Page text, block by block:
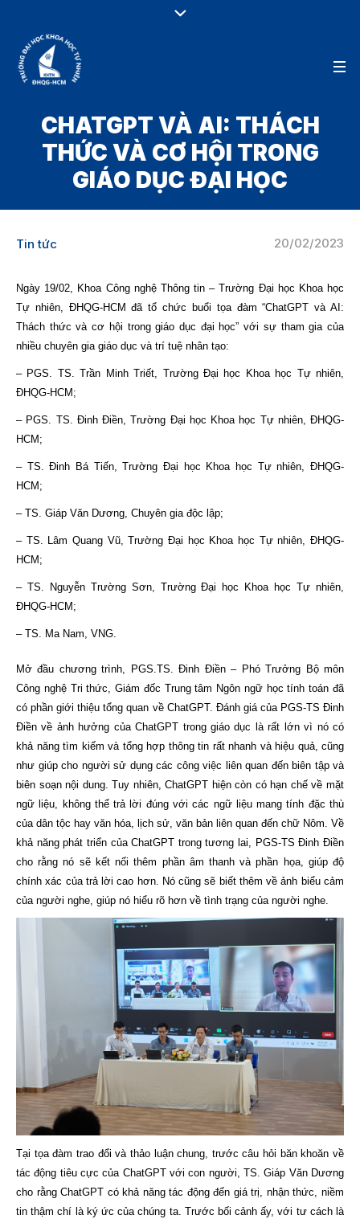
CHATGPT VÀ AI: THÁCH
THỨC VÀ CƠ HỘI TRONG
GIÁO DỤC ĐẠI HỌC
20/02/2023
Tin tức
Ngày 19/02, Khoa Công nghệ Thông tin – Trường Đại học Khoa học
Tự nhiên, ĐHQG-HCM đã tổ chức buổi tọa đàm “ChatGPT và AI:
Thách thức và cơ hội trong giáo dục đại học” với sự tham gia của
nhiều chuyên gia giáo dục và trí tuệ nhân tạo:
– PGS. TS. Trần Minh Triết, Trường Đại học Khoa học Tự nhiên,
ĐHQG-HCM;
– PGS. TS. Đinh Điền, Trường Đại học Khoa học Tự nhiên, ĐHQG-
HCM;
– TS. Đinh Bá Tiến, Trường Đại học Khoa học Tự nhiên, ĐHQG-
HCM;
– TS. Giáp Văn Dương, Chuyên gia độc lập;
– TS. Lâm Quang Vũ, Trường Đại học Khoa học Tự nhiên, ĐHQG-
HCM;
– TS. Nguyễn Trường Sơn, Trường Đại học Khoa học Tự nhiên,
ĐHQG-HCM;
– TS. Ma Nam, VNG.
Mở đầu chương trình, PGS.TS. Đinh Điền – Phó Trưởng Bộ môn
Công nghệ Tri thức, Giám đốc Trung tâm Ngôn ngữ học tính toán đã
có phần giới thiệu tổng quan về ChatGPT. Đánh giá của PGS-TS Đinh
Điền về ảnh hưởng của ChatGPT trong giáo dục là rất lớn vì nó có
khả năng tìm kiếm và tổng hợp thông tin rất nhanh và hiệu quả, cũng
như giúp cho người sử dụng các công việc liên quan đến biên tập và
biên soạn nội dung. Tuy nhiên, ChatGPT hiện còn có hạn chế về mặt
ngữ liệu, không thể trả lời đúng với các ngữ liệu mang tính đặc thù
của dân tộc hay văn hóa, lịch sử, văn bản liên quan đến chữ Nôm. Về
khả năng phát triển của ChatGPT trong tương lai, PGS-TS Đinh Điền
cho rằng nó sẽ kết nối thêm phần âm thanh và phần họa, giúp độ
chính xác của trả lời cao hơn. Nó cũng sẽ biết thêm về ảnh biểu cảm
của người nghe, giúp nó hiểu rõ hơn về tình trạng của người nghe.
Tại tọa đàm trao đổi và thảo luận chung, trước câu hỏi băn khoăn về
tác động tiêu cực của ChatGPT với con người, TS. Giáp Văn Dương
cho rằng ChatGPT có khả năng tác động đến giá trị, nhận thức, niềm
tin thậm chí là ký ức của chúng ta. Trước bối cảnh ấy, với tư cách là